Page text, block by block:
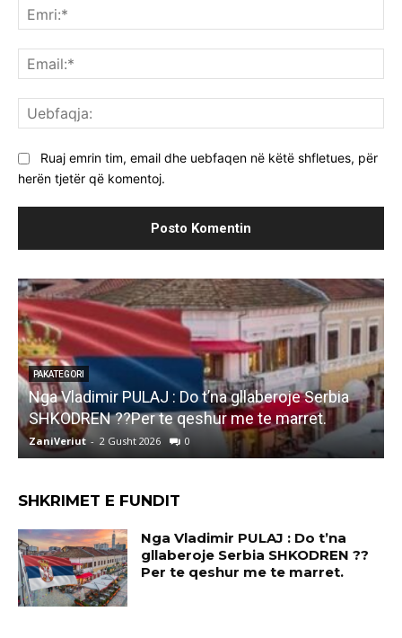
Ruaj emrin tim, email dhe uebfaqen në këtë shfletues, për
herën tjetër që komentoj.
PAKATEGORI
Nga Vladimir PULAJ : Do t’na gllaberoje Serbia
SHKODREN ??Per te qeshur me te marret.
ZaniVeriut - 2 Gusht 2026 0
SHKRIMET E FUNDIT
Nga Vladimir PULAJ : Do t’na
gllaberoje Serbia SHKODREN ??
Per te qeshur me te marret.